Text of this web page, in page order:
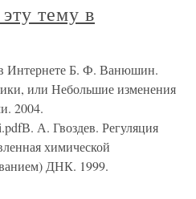
тему в
в Интернете Б. Ф. Ванюшин.
или Небольшие изменения
2004.
А. Гвоздев. Регуляция
химической
ДНК. 1999.